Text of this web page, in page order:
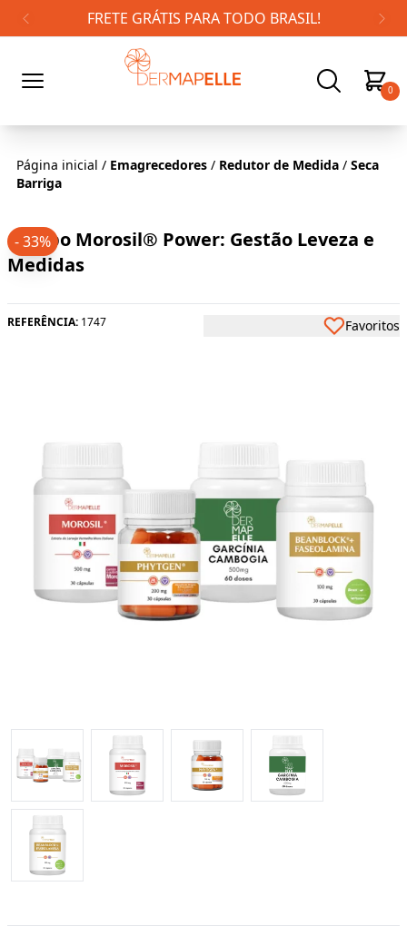
FRETE GRÁTIS PARA TODO BRASIL!
0
Página inicial / Emagrecedores / Redutor de Medida / Seca
Barriga
Combo Morosil® Power: Gestão Leveza e
Medidas
REFERÊNCIA: 1747 Favoritos
- 33%